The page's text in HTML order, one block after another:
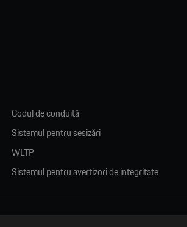
Codul de conduită
Sistemul pentru sesizări
WLTP
Sistemul pentru avertizori de integritate